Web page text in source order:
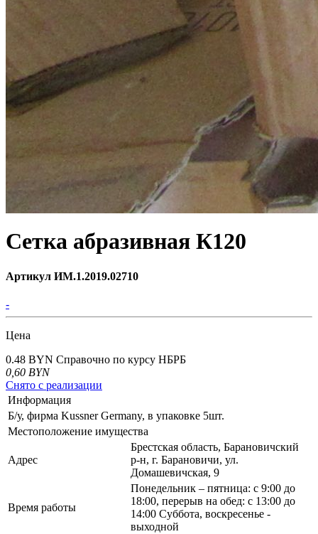
Сетка абразивная К120
Артикул ИМ.1.2019.02710
-
Цена
0.48 BYN Справочно по курсу НБРБ
0,60 BYN
Снято с реализации
Информация
Б/у, фирма Kussner Germany, в упаковке 5шт.
Местоположение имущества
Адрес
Брестская область, Барановичский
р-н, г. Барановичи, ул.
Домашевичская, 9
Время работы
Понедельник – пятница: с 9:00 до
18:00, перерыв на обед: с 13:00 до
14:00 Суббота, воскресенье -
выходной